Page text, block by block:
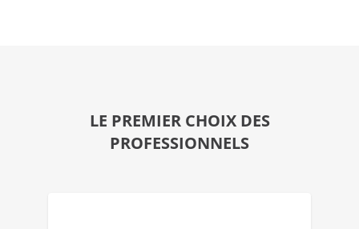
LE PREMIER CHOIX DES
PROFESSIONNELS